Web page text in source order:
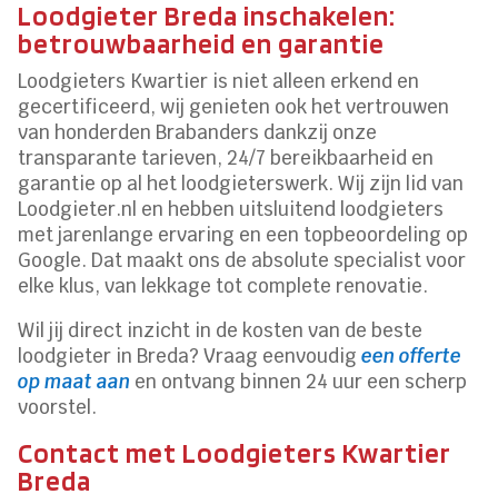
Loodgieter Breda inschakelen:
betrouwbaarheid en garantie
Loodgieters Kwartier is niet alleen erkend en
gecertificeerd, wij genieten ook het vertrouwen
van honderden Brabanders dankzij onze
transparante tarieven, 24/7 bereikbaarheid en
garantie op al het loodgieterswerk. Wij zijn lid van
Loodgieter.nl en hebben uitsluitend loodgieters
met jarenlange ervaring en een topbeoordeling op
Google. Dat maakt ons de absolute specialist voor
elke klus, van lekkage tot complete renovatie.
Wil jij direct inzicht in de kosten van de beste
loodgieter in Breda? Vraag eenvoudigeen offerte
op maat aan en ontvang binnen 24 uur een scherp
voorstel.
Contact met Loodgieters Kwartier
Breda